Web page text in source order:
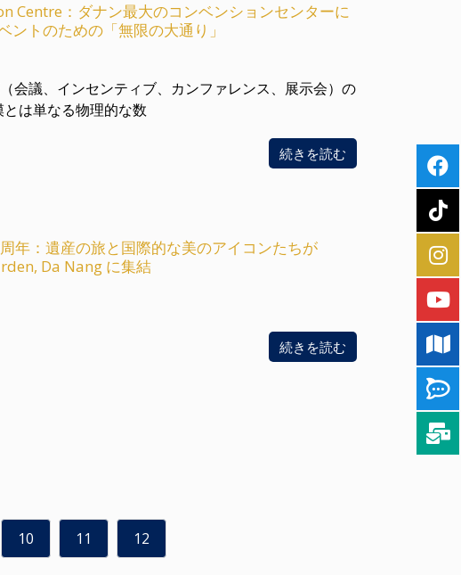
Centre：ダナン最大のコンベンションセンターに
ントのための「無限の大通り」
会議、インセンティブ、カンファレンス、展示会）の
は単なる物理的な数
続きを読む
年：遺産の旅と国際的な美のアイコンたちが
Da Nang に集結
続きを読む
10 11 12